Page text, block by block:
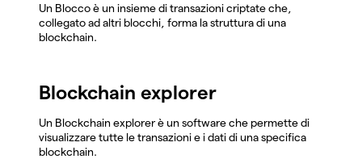
Un Blocco è un insieme di transazioni criptate che,
collegato ad altri blocchi, forma la struttura di una
blockchain.
Blockchain explorer
Un Blockchain explorer è un software che permette di
visualizzare tutte le transazioni e i dati di una specifica
blockchain.